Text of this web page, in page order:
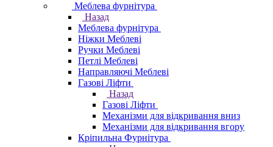
Меблева фурнітура
Назад
Меблева фурнітура
Ніжки Меблеві
Ручки Меблеві
Петлі Меблеві
Направляючі Меблеві
Газові Ліфти
Назад
Газові Ліфти
Механізми для відкривання вниз
Механізми для відкривання вгору
Кріпильна Фурнітура